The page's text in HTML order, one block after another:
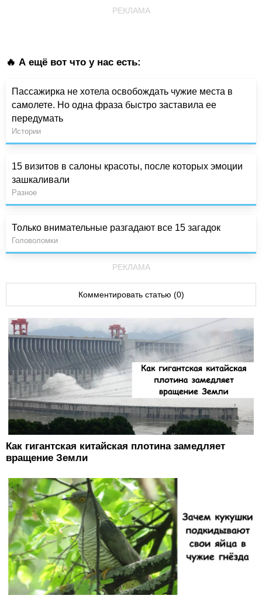
РЕКЛАМА
🔥 А ещё вот что у нас есть:
Пассажирка не хотела освобождать чужие места в
самолете. Но одна фраза быстро заставила ее
передумать
Истории
15 визитов в салоны красоты, после которых эмоции
зашкаливали
Разное
Только внимательные разгадают все 15 загадок
Головоломки
РЕКЛАМА
Комментировать статью (0)
Как гигантская китайская плотина замедляет
вращение Земли